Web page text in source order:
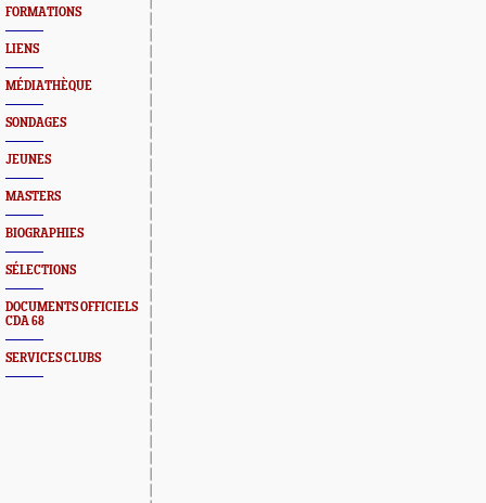
FORMATIONS
LIENS
MÉDIATHÈQUE
SONDAGES
JEUNES
MASTERS
BIOGRAPHIES
SÉLECTIONS
DOCUMENTS OFFICIELS
CDA 68
SERVICES CLUBS